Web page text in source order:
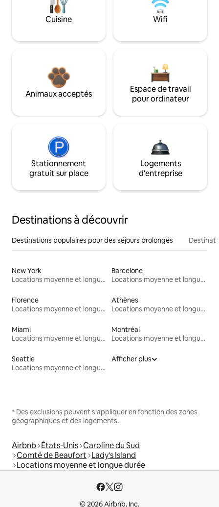
Cuisine Wifi
Animaux acceptés
Espace de travail
pour ordinateur
Stationnement
gratuit sur place
Logements
d'entreprise
Destinations à découvrir
Destinations populaires pour des séjours prolongés
New York
Locations moyenne et longue durée
Barcelone
Locations moyenne et longue durée
Florence
Locations moyenne et longue durée
Athènes
Locations moyenne et longue durée
Miami
Locations moyenne et longue durée
Montréal
Locations moyenne et longue durée
Seattle
Locations moyenne et longue durée
Afficher plus
* Des exclusions peuvent s'appliquer en fonction des zones
géographiques et des logements.
Airbnb États-Unis Caroline du Sud
Comté de Beaufort Lady's Island
Locations moyenne et longue durée
© 2026 Airbnb, Inc.